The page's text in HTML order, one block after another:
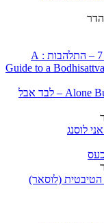
המדריך לאורח חייו של הבודהיסטווה פרק 7 – התלהבות : A
Guide to a
Alone But Together : Practice Day on Tong Len – לבד אבל
לוסנג